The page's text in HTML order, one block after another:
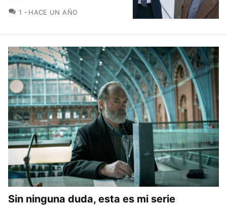
1 COMENTARIOS
HACE UN AÑO
Sin ninguna duda, esta es mi serie